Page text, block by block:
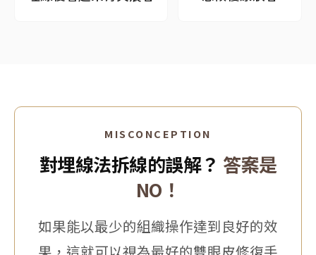
MISCONCEPTION
對埋線法拆線的誤解？ 答案是
NO！
如果能以最少的組織操作達到良好的效